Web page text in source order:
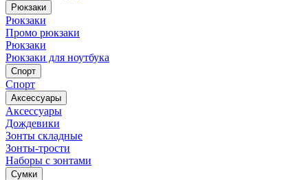
Рюкзаки
Рюкзаки
Промо рюкзаки
Рюкзаки
Рюкзаки для ноутбука
Спорт
Спорт
Аксессуары
Аксессуары
Дождевики
Зонты складные
Зонты-трости
Наборы с зонтами
Сумки